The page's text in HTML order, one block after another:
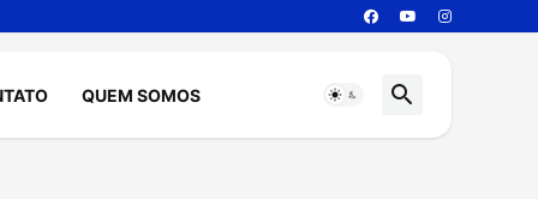
QUEM SOMOS